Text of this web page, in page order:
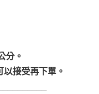
分。
接受再下單。